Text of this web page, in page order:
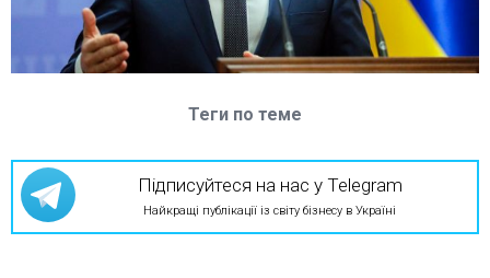
Теги по теме
Підписуйтеся на нас у Telegram
Найкращі публікації із світу бізнесу в Україні